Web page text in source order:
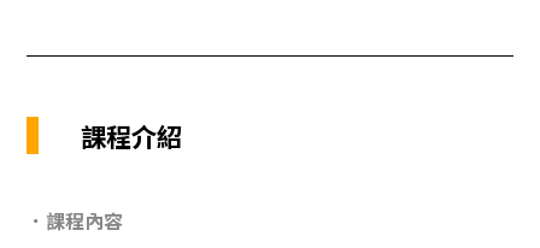
課程介紹
．課程內容